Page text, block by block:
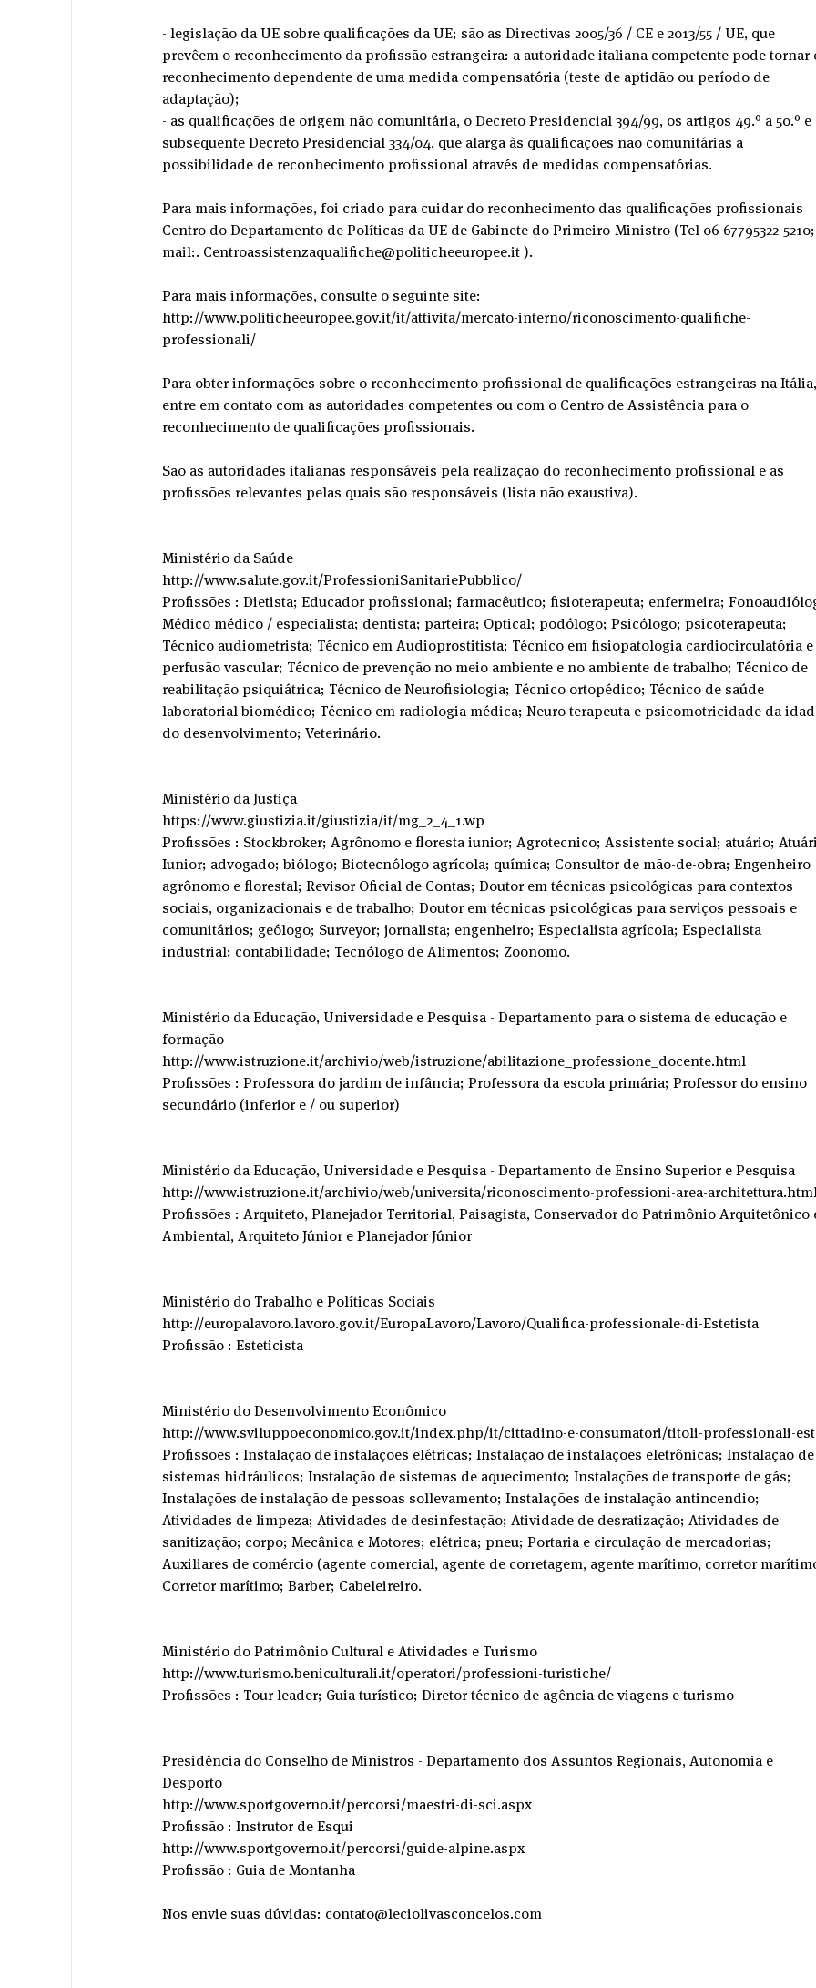
- legislação da UE sobre qualificações da UE; são as Directivas 2005/36 / CE e 2013/55 / ​​UE, que
prevêem o reconhecimento da profissão estrangeira: a autoridade italiana competente pode tornar
reconhecimento dependente de uma medida compensatória (teste de aptidão ou período de
adaptação);
- as qualificações de origem não comunitária, o Decreto Presidencial 394/99, os artigos 49.º a 50.º
subsequente Decreto Presidencial 334/04, que alarga às qualificações não comunitárias a
possibilidade de reconhecimento profissional através de medidas compensatórias.
Para mais informações, foi criado para cuidar do reconhecimento das qualificações profissionais
Centro do Departamento de Políticas da UE de Gabinete do Primeiro-Ministro (Tel 06 67795322-
mail:. Centroassistenzaqualifiche@politicheeuropee.it ).
Para mais informações, consulte o seguinte site:
http://www.politicheeuropee.gov.it/it/attivita/mercato-interno/riconoscimento-qualifiche-
professionali/
Para obter informações sobre o reconhecimento profissional de qualificações estrangeiras na
entre em contato com as autoridades competentes ou com o Centro de Assistência para o
reconhecimento de qualificações profissionais.
São as autoridades italianas responsáveis ​​pela realização do reconhecimento profissional e as
profissões relevantes pelas quais são responsáveis ​​(lista não exaustiva).
Ministério da Saúde
http://www.salute.gov.it/ProfessioniSanitariePubblico/
Profissões : Dietista; Educador profissional; farmacêutico; fisioterapeuta; enfermeira;
Médico médico / especialista; dentista; parteira; Optical; podólogo; Psicólogo; psicoterapeuta;
Técnico audiometrista; Técnico em Audioprostitista; Técnico em fisiopatologia cardiocirculatória e
perfusão vascular; Técnico de prevenção no meio ambiente e no ambiente de trabalho; Técnico de
reabilitação psiquiátrica; Técnico de Neurofisiologia; Técnico ortopédico; Técnico de saúde
laboratorial biomédico; Técnico em radiologia médica; Neuro terapeuta e psicomotricidade da
do desenvolvimento; Veterinário.
Ministério da Justiça
https://www.giustizia.it/giustizia/it/mg_2_4_1.wp
Profissões : Stockbroker; Agrônomo e floresta iunior; Agrotecnico; Assistente social; atuário;
Iunior; advogado; biólogo; Biotecnólogo agrícola; química; Consultor de mão-de-obra; Engenheiro
agrônomo e florestal; Revisor Oficial de Contas; Doutor em técnicas psicológicas para contextos
sociais, organizacionais e de trabalho; Doutor em técnicas psicológicas para serviços pessoais e
comunitários; geólogo; Surveyor; jornalista; engenheiro; Especialista agrícola; Especialista
industrial; contabilidade; Tecnólogo de Alimentos; Zoonomo.
Ministério da Educação, Universidade e Pesquisa - Departamento para o sistema de educação e
formação
http://www.istruzione.it/archivio/web/istruzione/abilitazione_professione_docente.html
Profissões : Professora do jardim de infância; Professora da escola primária; Professor do ensino
secundário (inferior e / ou superior)
Ministério da Educação, Universidade e Pesquisa - Departamento de Ensino Superior e Pesquisa
http://www.istruzione.it/archivio/web/universita/riconoscimento-professioni-area-
Profissões : Arquiteto, Planejador Territorial, Paisagista, Conservador do Patrimônio Arquitetônico
Ambiental, Arquiteto Júnior e Planejador Júnior
Ministério do Trabalho e Políticas Sociais
http://europalavoro.lavoro.gov.it/EuropaLavoro/Lavoro/Qualifica-professionale-di-Estetista
Profissão : Esteticista
Ministério do Desenvolvimento Econômico
http://www.sviluppoeconomico.gov.it/index.php/it/cittadino-e-consumatori/titoli-professionali-
Profissões : Instalação de instalações elétricas; Instalação de instalações eletrônicas; Instalação
sistemas hidráulicos; Instalação de sistemas de aquecimento; Instalações de transporte de gás;
Instalações de instalação de pessoas sollevamento; Instalações de instalação antincendio;
Atividades de limpeza; Atividades de desinfestação; Atividade de desratização; Atividades de
sanitização; corpo; Mecânica e Motores; elétrica; pneu; Portaria e circulação de mercadorias;
Auxiliares de comércio (agente comercial, agente de corretagem, agente marítimo, corretor
Corretor marítimo; Barber; Cabeleireiro.
Ministério do Patrimônio Cultural e Atividades e Turismo
http://www.turismo.beniculturali.it/operatori/professioni-turistiche/
Profissões : Tour leader; Guia turístico; Diretor técnico de agência de viagens e turismo
Presidência do Conselho de Ministros - Departamento dos Assuntos Regionais, Autonomia e
Desporto
http://www.sportgoverno.it/percorsi/maestri-di-sci.aspx
Profissão : Instrutor de Esqui
http://www.sportgoverno.it/percorsi/guide-alpine.aspx
Profissão : Guia de Montanha
Nos envie suas dúvidas: contato@leciolivasconcelos.com